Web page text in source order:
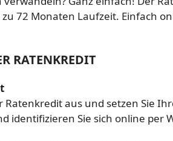
72 Monaten Laufzeit. Einfach
RATENKREDIT
aus und setzen Sie
identifizieren Sie sich online